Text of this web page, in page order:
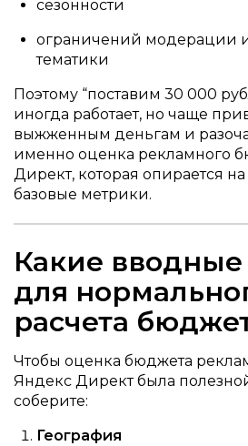
сезонности
ограничений модерации
тематики
Поэтому “поставим 30 000
иногда работает, но чаще
выжженным деньгам и
именно оценка рекламного
Директ, которая опирается
базовые метрики.
Какие
для
расчета
Чтобы оценка бюджета
Яндекс Директ была
соберите:
География